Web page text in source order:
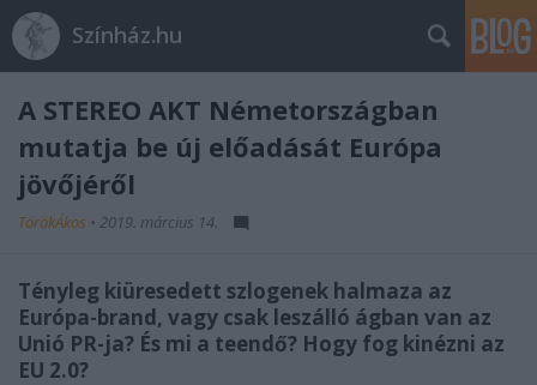
Színház.hu
A STEREO AKT Németországban
mutatja be új előadását Európa
jövőjéről
TörökÁkos • 2019. március 14.
Tényleg kiüresedett szlogenek halmaza az
Európa-brand, vagy csak leszálló ágban van az
Unió PR-ja? És mi a teendő? Hogy fog kinézni az
EU 2.0?